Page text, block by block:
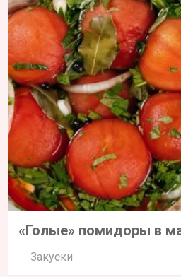
«Голые» помидоры в
Закуски